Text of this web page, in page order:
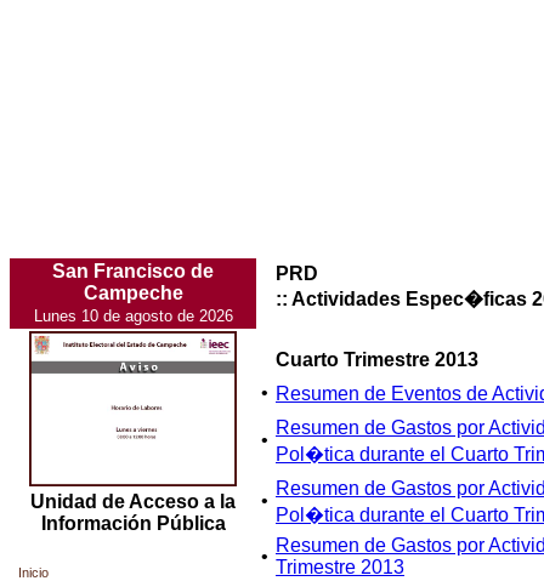
San Francisco de
Campeche
Lunes 10 de agosto de 2026
Unidad de Acceso a la
Información Pública
Inicio
PRD
:: Actividades Espec�ficas
Cuarto Trimestre 2013
• Resumen de Eventos de
•
Resumen de Gastos por
Pol�tica durante el Cuarto
•
Resumen de Gastos por
Pol�tica durante el Cuarto
•
Resumen de Gastos por
Trimestre 2013